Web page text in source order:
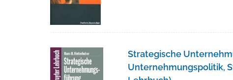
Strategische
Unternehmungspolitik,